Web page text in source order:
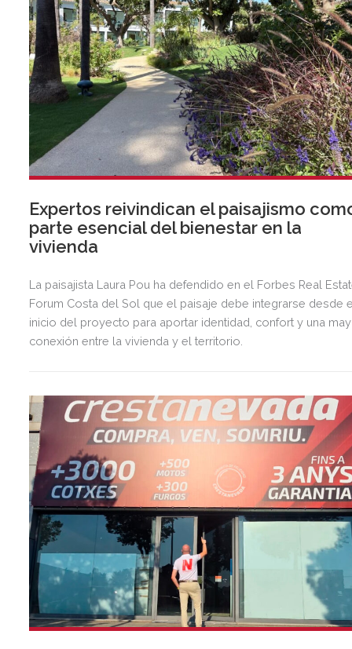
Expertos reivindican el paisajismo
parte esencial del bienestar en la
vivienda
La paisajista Laura Pou ha defendido en el Forbes Real
Forum Costa del Sol que el paisaje debe integrarse desde
inicio del proyecto para aportar identidad, confort y una
conexión entre la vivienda y el territorio.